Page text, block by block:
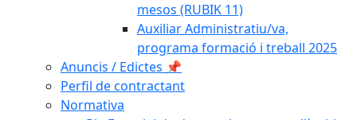
mesos (RUBIK 11)
Auxiliar Administratiu/va,
programa formació i treball 2025
Anuncis / Edictes 📌
Perfil de contractant
Normativa